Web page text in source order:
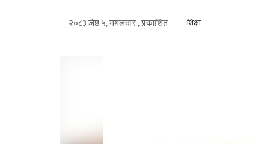
२०८३ जेष्ठ ५, मंगलवार , प्रकाशित शिक्षा